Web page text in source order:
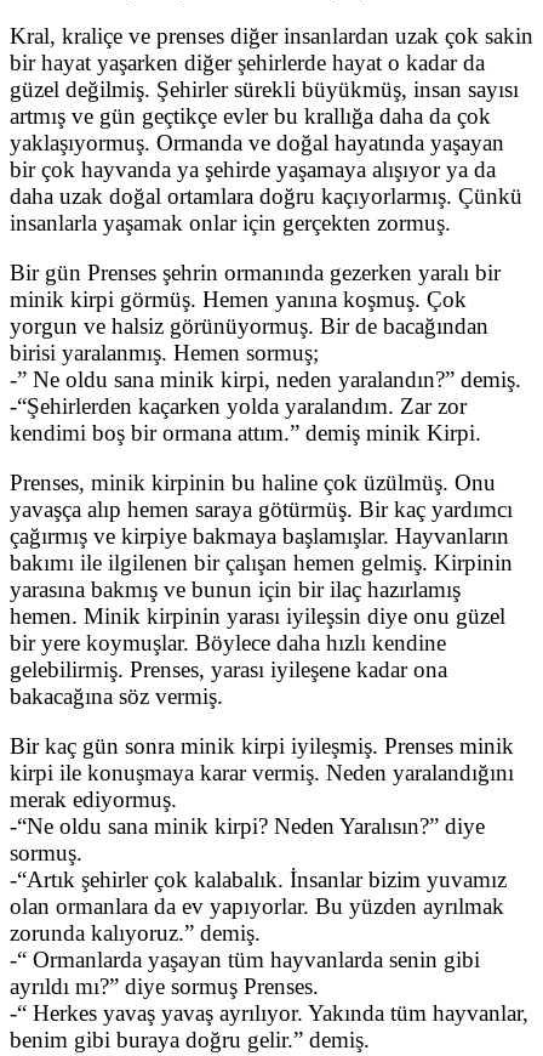
Kral, kraliçe ve prenses diğer insanlardan uzak çok sakin
bir hayat yaşarken diğer şehirlerde hayat o kadar da
güzel değilmiş. Şehirler sürekli büyükmüş, insan sayısı
artmış ve gün geçtikçe evler bu krallığa daha da çok
yaklaşıyormuş. Ormanda ve doğal hayatında yaşayan
bir çok hayvanda ya şehirde yaşamaya alışıyor ya da
daha uzak doğal ortamlara doğru kaçıyorlarmış. Çünkü
insanlarla yaşamak onlar için gerçekten zormuş.
Bir gün Prenses şehrin ormanında gezerken yaralı bir
minik kirpi görmüş. Hemen yanına koşmuş. Çok
yorgun ve halsiz görünüyormuş. Bir de bacağından
birisi yaralanmış. Hemen sormuş;
-” Ne oldu sana minik kirpi, neden yaralandın?” demiş.
-“Şehirlerden kaçarken yolda yaralandım. Zar zor
kendimi boş bir ormana attım.” demiş minik Kirpi.
Prenses, minik kirpinin bu haline çok üzülmüş. Onu
yavaşça alıp hemen saraya götürmüş. Bir kaç yardımcı
çağırmış ve kirpiye bakmaya başlamışlar. Hayvanların
bakımı ile ilgilenen bir çalışan hemen gelmiş. Kirpinin
yarasına bakmış ve bunun için bir ilaç hazırlamış
hemen. Minik kirpinin yarası iyileşsin diye onu güzel
bir yere koymuşlar. Böylece daha hızlı kendine
gelebilirmiş. Prenses, yarası iyileşene kadar ona
bakacağına söz vermiş.
Bir kaç gün sonra minik kirpi iyileşmiş. Prenses minik
kirpi ile konuşmaya karar vermiş. Neden yaralandığını
merak ediyormuş.
-“Ne oldu sana minik kirpi? Neden Yaralısın?” diye
sormuş.
-“Artık şehirler çok kalabalık. İnsanlar bizim yuvamız
olan ormanlara da ev yapıyorlar. Bu yüzden ayrılmak
zorunda kalıyoruz.” demiş.
-“ Ormanlarda yaşayan tüm hayvanlarda senin gibi
ayrıldı mı?” diye sormuş Prenses.
-“ Herkes yavaş yavaş ayrılıyor. Yakında tüm hayvanlar,
benim gibi buraya doğru gelir.” demiş.